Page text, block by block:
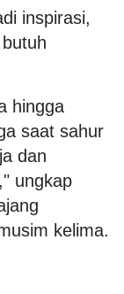
inspirasi,
hingga
saat sahur
dan
ungkap
kelima.